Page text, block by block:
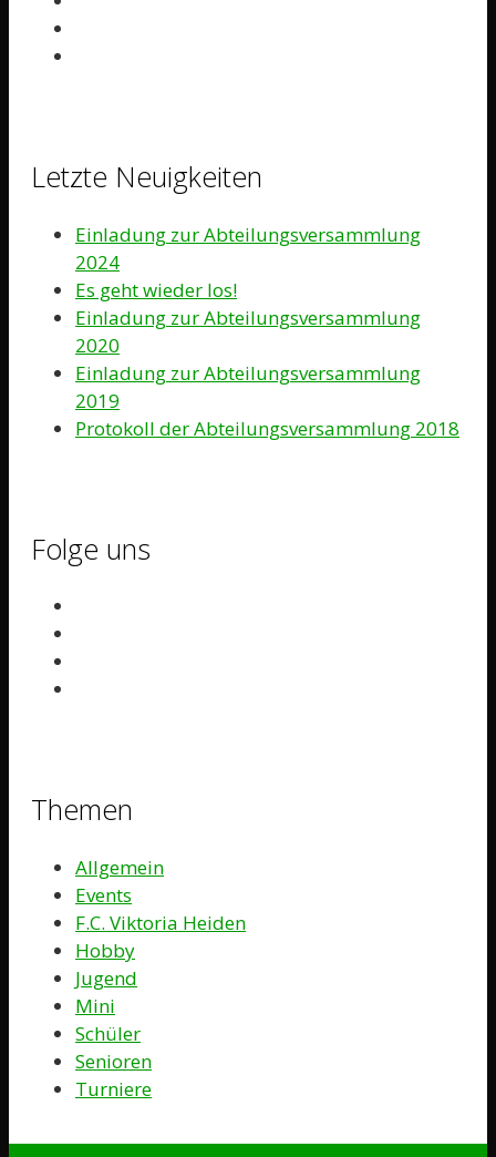
Letzte Neuigkeiten
Einladung zur Abteilungsversammlung
2024
Es geht wieder los!
Einladung zur Abteilungsversammlung
2020
Einladung zur Abteilungsversammlung
2019
Protokoll der Abteilungsversammlung 2018
Folge uns
Themen
Allgemein
Events
F.C. Viktoria Heiden
Hobby
Jugend
Mini
Schüler
Senioren
Turniere